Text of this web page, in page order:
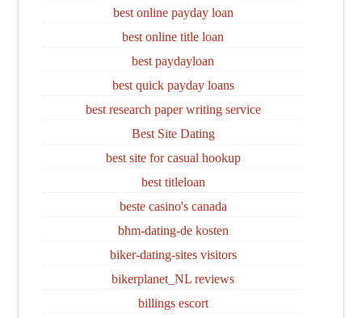
best online payday loan
best online title loan
best paydayloan
best quick payday loans
best research paper writing service
Best Site Dating
best site for casual hookup
best titleloan
beste casino's canada
bhm-dating-de kosten
biker-dating-sites visitors
bikerplanet_NL reviews
billings escort